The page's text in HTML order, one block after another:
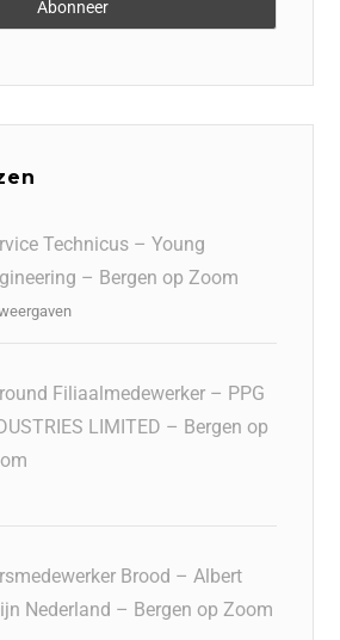
Technicus – Young
– Bergen op Zoom
Filiaalmedewerker – PPG
LIMITED – Bergen op
Brood – Albert
Nederland – Bergen op Zoom